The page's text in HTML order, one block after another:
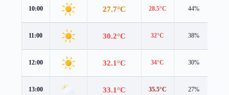
10:00 27.7°C 28.5°C 44%
11:00 30.2°C 32°C 38%
12:00 32.1°C 34°C 30%
13:00 33.1°C 35.5°C 27%